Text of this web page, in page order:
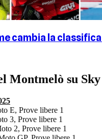
cambia la
Montmelò su Sky
E, Prove libere 1
3, Prove libere 1
2, Prove libere 1